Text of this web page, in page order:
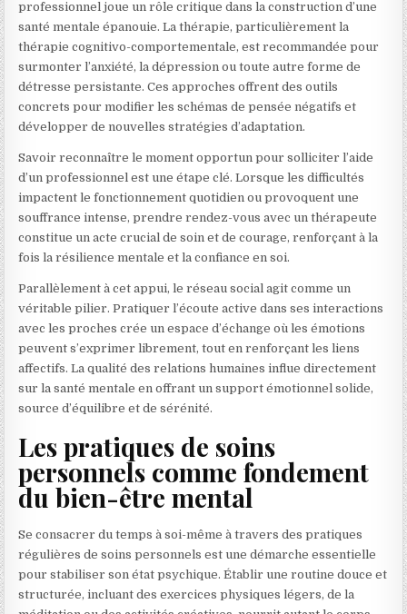
professionnel joue un rôle critique dans la construction d’une
santé mentale épanouie. La thérapie, particulièrement la
thérapie cognitivo-comportementale, est recommandée pour
surmonter l’anxiété, la dépression ou toute autre forme de
détresse persistante. Ces approches offrent des outils
concrets pour modifier les schémas de pensée négatifs et
développer de nouvelles stratégies d’adaptation.
Savoir reconnaître le moment opportun pour solliciter l’aide
d’un professionnel est une étape clé. Lorsque les difficultés
impactent le fonctionnement quotidien ou provoquent une
souffrance intense, prendre rendez-vous avec un thérapeute
constitue un acte crucial de soin et de courage, renforçant à la
fois la résilience mentale et la confiance en soi.
Parallèlement à cet appui, le réseau social agit comme un
véritable pilier. Pratiquer l’écoute active dans ses interactions
avec les proches crée un espace d’échange où les émotions
peuvent s’exprimer librement, tout en renforçant les liens
affectifs. La qualité des relations humaines influe directement
sur la santé mentale en offrant un support émotionnel solide,
source d’équilibre et de sérénité.
Les pratiques de soins
personnels comme fondement
du bien-être mental
Se consacrer du temps à soi-même à travers des pratiques
régulières de soins personnels est une démarche essentielle
pour stabiliser son état psychique. Établir une routine douce et
structurée, incluant des exercices physiques légers, de la